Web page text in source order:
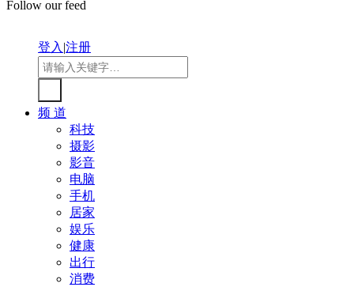
Follow our feed
登入|注册
频 道
科技
摄影
影音
电脑
手机
居家
娱乐
健康
出行
消费